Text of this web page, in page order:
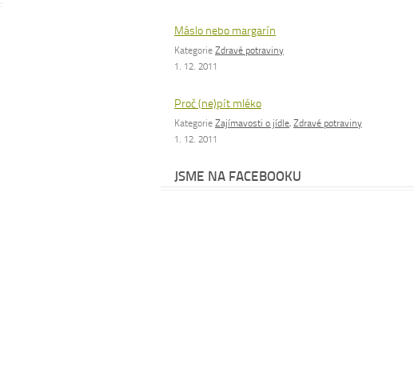
Máslo nebo margarín
Kategorie Zdravé potraviny
1. 12. 2011
Proč (ne)pít mléko
Kategorie Zajímavosti o jídle, Zdravé potraviny
1. 12. 2011
JSME NA FACEBOOKU